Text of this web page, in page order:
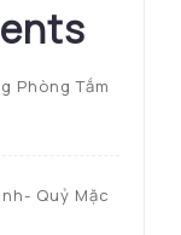
Phòng Tắm
Quỷ Mặc